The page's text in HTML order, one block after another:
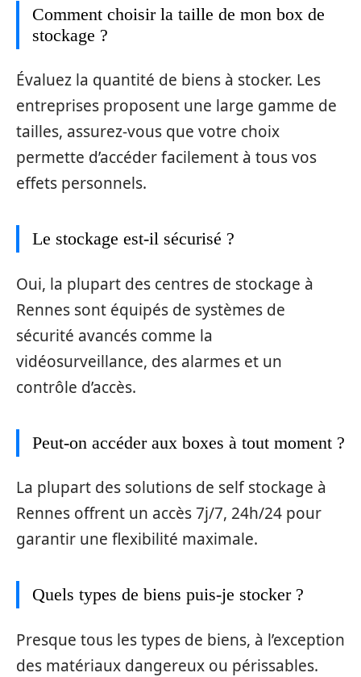
Comment choisir la taille de mon box de
stockage ?
Évaluez la quantité de biens à stocker. Les
entreprises proposent une large gamme de
tailles, assurez-vous que votre choix
permette d’accéder facilement à tous vos
effets personnels.
Le stockage est-il sécurisé ?
Oui, la plupart des centres de stockage à
Rennes sont équipés de systèmes de
sécurité avancés comme la
vidéosurveillance, des alarmes et un
contrôle d’accès.
Peut-on accéder aux boxes à tout moment ?
La plupart des solutions de self stockage à
Rennes offrent un accès 7j/7, 24h/24 pour
garantir une flexibilité maximale.
Quels types de biens puis-je stocker ?
Presque tous les types de biens, à l’exception
des matériaux dangereux ou périssables.